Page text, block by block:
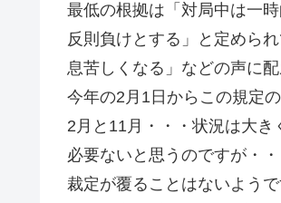
最低の根拠は「対局中は一
反則負けとする」と定めら
息苦しくなる」などの声に
今年の2月1日からこの規定
2月と11月・・・状況は大
必要ないと思うのですが・
裁定が覆ることはないよう